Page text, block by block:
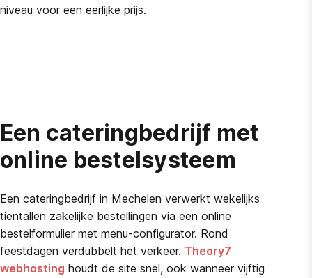
niveau voor een eerlijke prijs.
Een cateringbedrijf met
online bestelsysteem
Een cateringbedrijf in Mechelen verwerkt wekelijks
tientallen zakelijke bestellingen via een online
bestelformulier met menu-configurator. Rond
feestdagen verdubbelt het verkeer. Theory7
webhosting houdt de site snel, ook wanneer vijftig